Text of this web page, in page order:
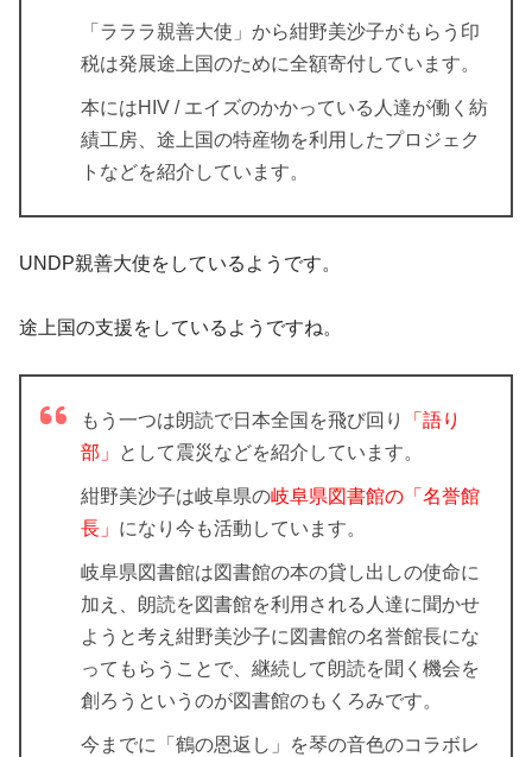
「ラララ親善大使」から紺野美沙子がもらう印
税は発展途上国のために全額寄付しています。
本にはHIV / エイズのかかっている人達が働く紡
績工房、途上国の特産物を利用したプロジェク
トなどを紹介しています。
UNDP親善大使をしているようです。
途上国の支援をしているようですね。
もう一つは朗読で日本全国を飛び回り
「語り
部」
として震災などを紹介しています。
紺野美沙子は岐阜県の岐阜県図書館の「名誉館
長」 になり今も活動しています。
岐阜県図書館は図書館の本の貸し出しの使命に
加え、朗読を図書館を利用される人達に聞かせ
ようと考え紺野美沙子に図書館の名誉館長にな
ってもらうことで、継続して朗読を聞く機会を
創ろうというのが図書館のもくろみです。
今までに「鶴の恩返し」を琴の音色のコラボレ